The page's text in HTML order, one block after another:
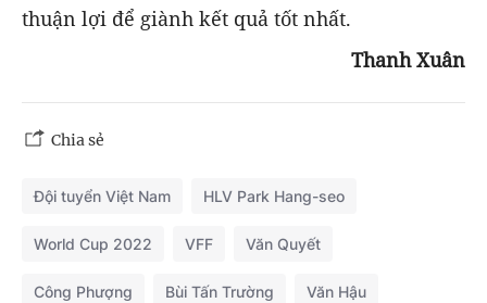
thuận lợi để giành kết quả tốt nhất.
Thanh Xuân
Chia sẻ
Đội tuyển Việt Nam HLV Park Hang-seo
World Cup 2022 VFF Văn Quyết
Công Phượng Bùi Tấn Trường Văn Hậu